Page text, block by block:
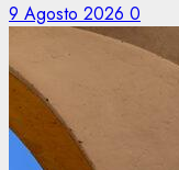
9 Agosto 2026 0